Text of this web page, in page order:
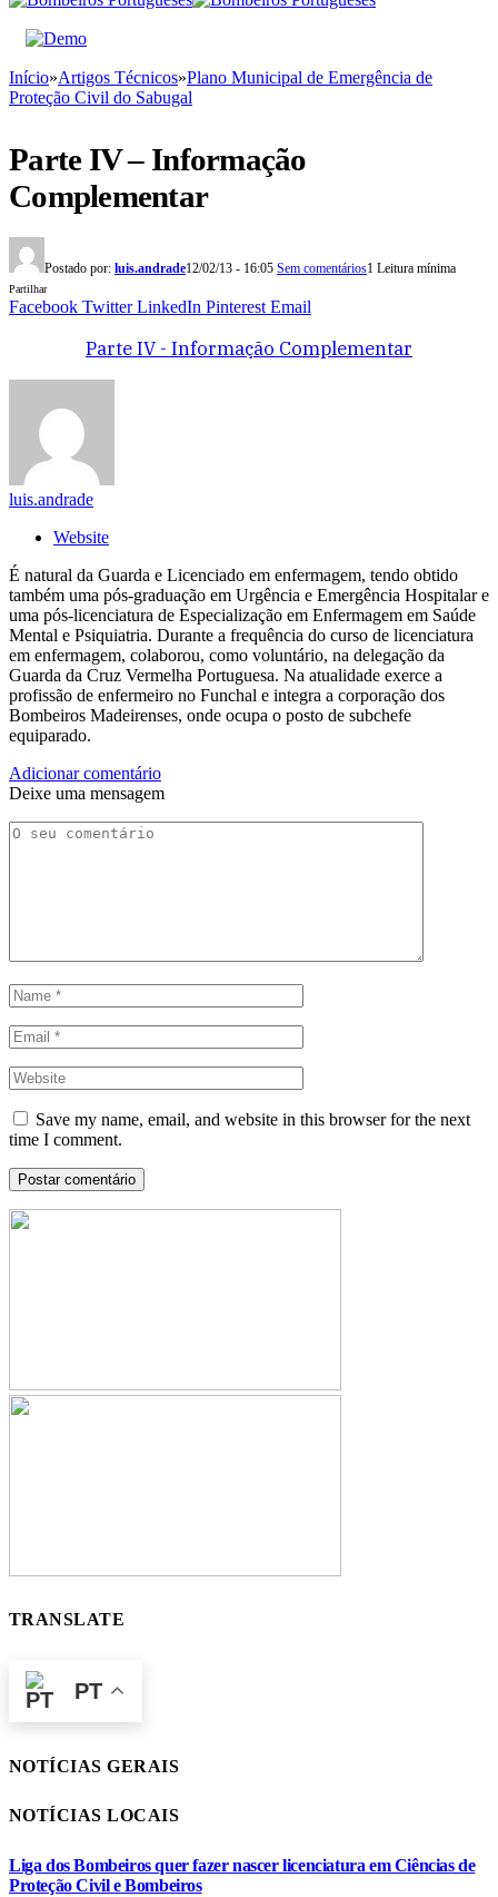
Início»Artigos Técnicos»Plano Municipal de Emergência de
Proteção Civil do Sabugal
Parte IV – Informação
Complementar
Postado por: luis.andrade12/02/13 - 16:05 Sem comentários1 Leitura mínima
Partilhar
Facebook Twitter LinkedIn Pinterest Email
Parte IV - Informação Complementar
luis.andrade
Website
É natural da Guarda e Licenciado em enfermagem, tendo obtido
também uma pós-graduação em Urgência e Emergência Hospitalar e
uma pós-licenciatura de Especialização em Enfermagem em Saúde
Mental e Psiquiatria. Durante a frequência do curso de licenciatura
em enfermagem, colaborou, como voluntário, na delegação da
Guarda da Cruz Vermelha Portuguesa. Na atualidade exerce a
profissão de enfermeiro no Funchal e integra a corporação dos
Bombeiros Madeirenses, onde ocupa o posto de subchefe
equiparado.
Adicionar comentário
Deixe uma mensagem
Save my name, email, and website in this browser for the next
time I comment.
TRANSLATE
PT
NOTÍCIAS GERAIS
NOTÍCIAS LOCAIS
Liga dos Bombeiros quer fazer nascer licenciatura em Ciências de
Proteção Civil e Bombeiros